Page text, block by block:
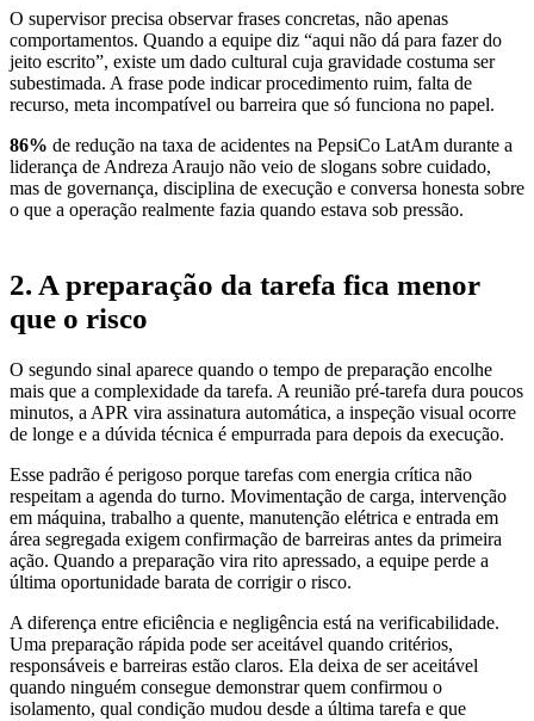
O supervisor precisa observar frases concretas, não apenas
comportamentos. Quando a equipe diz “aqui não dá para fazer do
jeito escrito”, existe um dado cultural cuja gravidade costuma ser
subestimada. A frase pode indicar procedimento ruim, falta de
recurso, meta incompatível ou barreira que só funciona no papel.
86% de redução na taxa de acidentes na PepsiCo LatAm durante a
liderança de Andreza Araujo não veio de slogans sobre cuidado,
mas de governança, disciplina de execução e conversa honesta sobre
o que a operação realmente fazia quando estava sob pressão.
2. A preparação da tarefa fica menor
que o risco
O segundo sinal aparece quando o tempo de preparação encolhe
mais que a complexidade da tarefa. A reunião pré-tarefa dura poucos
minutos, a APR vira assinatura automática, a inspeção visual ocorre
de longe e a dúvida técnica é empurrada para depois da execução.
Esse padrão é perigoso porque tarefas com energia crítica não
respeitam a agenda do turno. Movimentação de carga, intervenção
em máquina, trabalho a quente, manutenção elétrica e entrada em
área segregada exigem confirmação de barreiras antes da primeira
ação. Quando a preparação vira rito apressado, a equipe perde a
última oportunidade barata de corrigir o risco.
A diferença entre eficiência e negligência está na verificabilidade.
Uma preparação rápida pode ser aceitável quando critérios,
responsáveis e barreiras estão claros. Ela deixa de ser aceitável
quando ninguém consegue demonstrar quem confirmou o
isolamento, qual condição mudou desde a última tarefa e que